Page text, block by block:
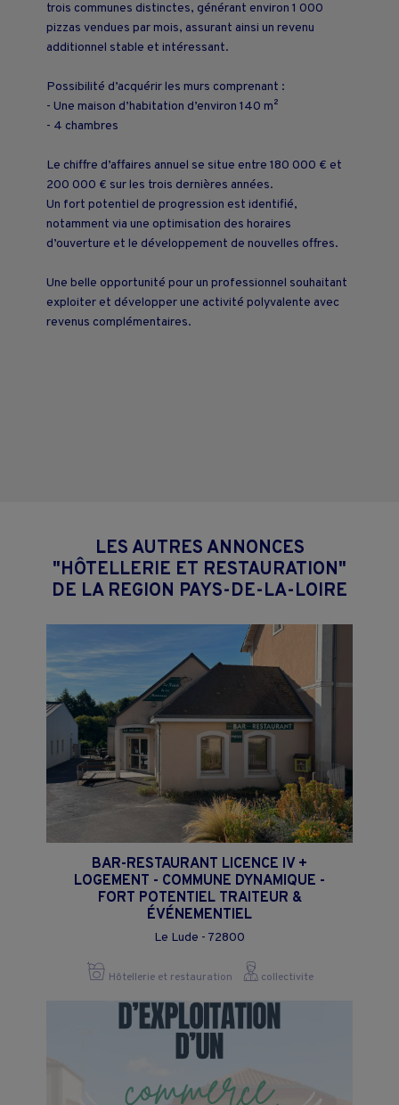
trois communes distinctes, générant environ 1 000
pizzas vendues par mois, assurant ainsi un revenu
additionnel stable et intéressant.
Possibilité d’acquérir les murs comprenant :
- Une maison d’habitation d’environ 140 m²
- 4 chambres
Le chiffre d’affaires annuel se situe entre 180 000 € et
200 000 € sur les trois dernières années.
Un fort potentiel de progression est identifié,
notamment via une optimisation des horaires
d’ouverture et le développement de nouvelles offres.
Une belle opportunité pour un professionnel souhaitant
exploiter et développer une activité polyvalente avec
revenus complémentaires.
LES AUTRES ANNONCES
"HÔTELLERIE ET RESTAURATION"
DE LA REGION PAYS-DE-LA-LOIRE
BAR-RESTAURANT LICENCE IV +
LOGEMENT - COMMUNE DYNAMIQUE -
FORT POTENTIEL TRAITEUR &
ÉVÉNEMENTIEL
Le Lude - 72800
Hôtellerie et restauration collectivite